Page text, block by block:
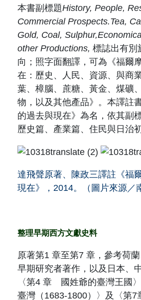
本書副標題History, People,
Commercial Prospects.Tea,
Gold, Coal,
other Productions, 標誌出有別
向；照字面翻譯，可為《福爾
在：歷史、人民、資源、與
葉、樟腦、蔗糖、黃金、煤礦
物，以及其他產品》。本譯註
的過去與現在》為名，依其副
歷史篇、產業篇、住民與日治
達飛聲原著、陳政三譯註《福
現在》， 2014。（圖片來源／
整理早期西方文獻史料
原著第1 章至第7 章，參考荷
早期研究者著作，以及日本、
〈第4 章 國姓爺的臺灣王國
臺灣（ 1683-1800）〉及〈第7